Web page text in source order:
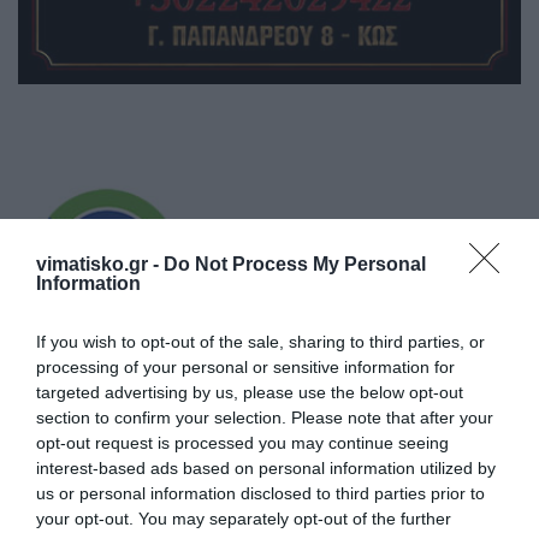
vimatisko.gr - Do Not Process My Personal
Information
If you wish to opt-out of the sale, sharing to third parties, or
processing of your personal or sensitive information for
targeted advertising by us, please use the below opt-out
section to confirm your selection. Please note that after your
opt-out request is processed you may continue seeing
interest-based ads based on personal information utilized by
us or personal information disclosed to third parties prior to
your opt-out. You may separately opt-out of the further